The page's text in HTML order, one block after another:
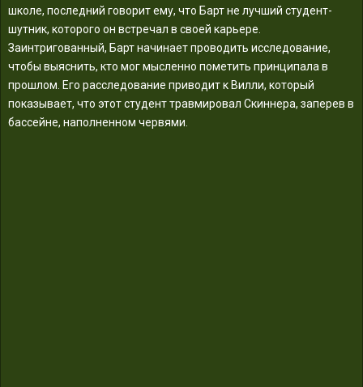
школе, последний говорит ему, что Барт не лучший студент-
шутник, которого он встречал в своей карьере.
Заинтригованный, Барт начинает проводить исследование,
чтобы выяснить, кто мог мысленно пометить принципала в
прошлом. Его расследование приводит к Вилли, который
показывает, что этот студент травмировал Скиннера, заперев в
бассейне, наполненном червями.